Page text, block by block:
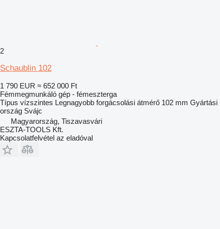
2
Schaublin 102
1 790 EUR ≈ 652 000 Ft
Fémmegmunkáló gép - fémeszterga
Típus vízszintes Legnagyobb forgácsolási átmérő 102 mm Gyártási
ország Svájc
Magyarország, Tiszavasvári
ESZTA-TOOLS Kft.
Kapcsolatfelvétel az eladóval